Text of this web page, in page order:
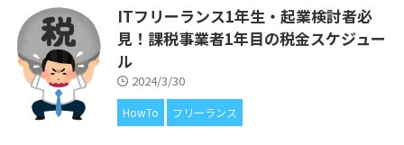
きと考えております、「フリーナ
ンス」についてご紹介しました。
https ...
ITフリーランス1年生・起業検討者必
見！課税事業者1年目の税金スケジュー
ル
2024/3/30
HowTo フリーランス